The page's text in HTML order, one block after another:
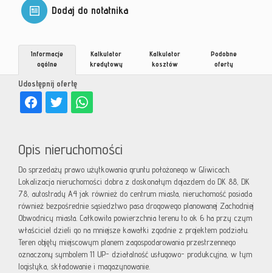
Dodaj do notatnika
Udostępnij ofertę
Informacje
ogólne
Kalkulator
kredytowy
Kalkulator
kosztów
Podobne
oferty
Opis nieruchomości
Do sprzedaży prawo użytkowania gruntu położonego w Gliwicach.
Lokalizacja nieruchomości dobra z doskonałym dojazdem do DK 88, DK
78, autostrady A4 jak również do centrum miasta, nieruchomość posiada
również bezpośrednie sąsiedztwo pasa drogowego planowanej Zachodniej
Obwodnicy miasta. Całkowita powierzchnia terenu to ok 6 ha przy czym
właściciel dzieli go na mniejsze kawałki zgodnie z projektem podziału.
Teren objęty miejscowym planem zagospodarowania przestrzennego
oznaczony symbolem 11 UP- działalność usługowo- produkcyjna, w tym
logistyka, składowanie i magazynowanie.